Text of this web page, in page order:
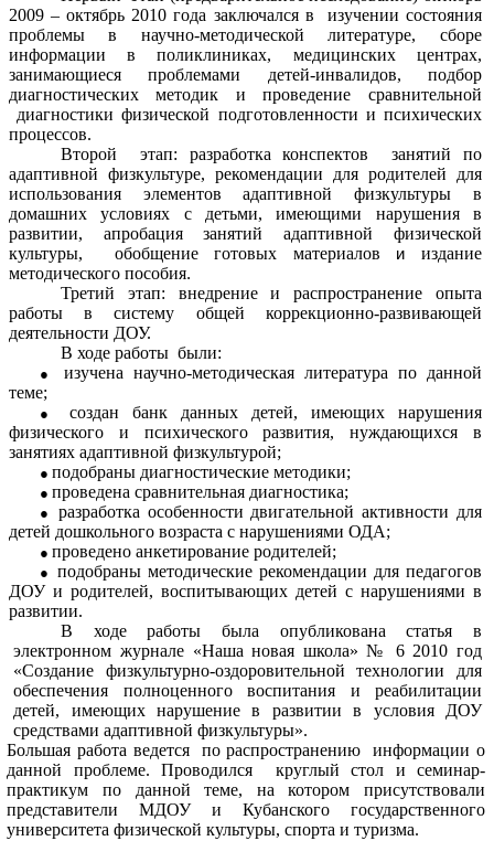
2009 – октябрь 2010 года заключался в изучении состояния
проблемы в научно-методической литературе,
сборе
информации в поликлиниках, медицинских центрах,
занимающиеся проблемами детей-инвалидов, подбор
диагностических методик и проведение сравнительной
диагностики физической подготовленности и психических
процессов.
Второй этап: разработка конспектов занятий по
адаптивной физкультуре, рекомендации для родителей для
использования элементов адаптивной физкультуры в
домашних условиях с детьми, имеющими нарушения в
развитии, апробация занятий адаптивной физической
культуры,
обобщение готовых материалов и издание
методического пособия.
Третий этап: внедрение и распространение опыта
работы в систему общей коррекционно-развивающей
деятельности ДОУ.
В ходе работы были:
изучена научно-методическая литература по данной
теме;
создан банк данных детей, имеющих нарушения
физического и психического развития, нуждающихся в
занятиях адаптивной физкультурой;
подобраны диагностические методики;
проведена сравнительная диагностика;
разработка особенности двигательной активности для
детей дошкольного возраста с нарушениями ОДА;
проведено анкетирование родителей;
подобраны методические рекомендации для педагогов
ДОУ и родителей, воспитывающих детей с нарушениями в
развитии.
В ходе работы была опубликована статья в
электронном журнале «Наша новая школа» № 6 2010 год
«Создание физкультурно-оздоровительной технологии для
обеспечения полноценного воспитания и реабилитации
детей, имеющих нарушение в развитии в условия ДОУ
средствами адаптивной физкультуры».
Большая работа ведется по распространению информации о
данной проблеме. Проводился круглый стол и семинар-
практикум по данной теме, на котором присутствовали
представители МДОУ иКубанского государственного
университета физической культуры, спорта и туризма.